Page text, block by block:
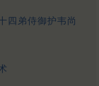
四弟侍御护韦尚